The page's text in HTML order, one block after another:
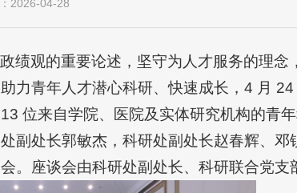
2026-04-28
绩观的重要论述，坚守为人才服务的理念
力青年人才潜心科研、快速成长，4 月
位来自学院、医院及实体研究机构的青
副处长郭敏杰，科研处副处长赵春辉、邓
座谈会由科研处副处长、科研联合党支